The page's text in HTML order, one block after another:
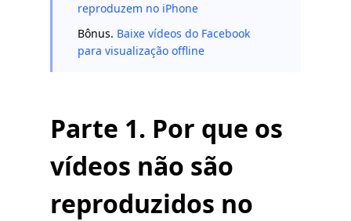
reproduzem no iPhone
Bônus. Baixe vídeos do Facebook
para visualização offline
Parte 1. Por que os
vídeos não são
reproduzidos no